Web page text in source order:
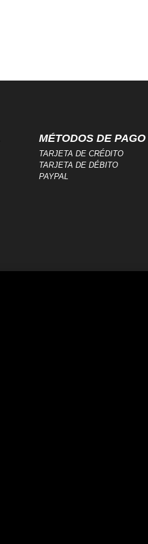
MÉTODOS DE PAGO
TARJETA DE CRÉDITO
TARJETA DE DÉBITO
PAYPAL